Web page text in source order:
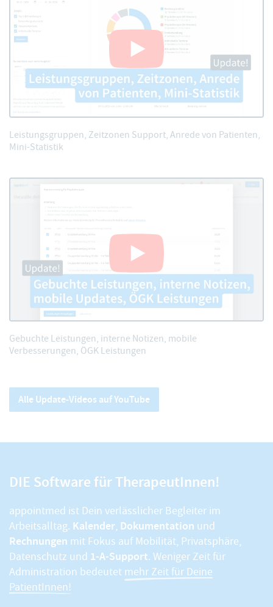
Leistungsgruppen, Zeitzonen Support, Anrede von Patienten,
Mini-Statistik
Gebuchte Leistungen, interne Notizen, mobile
Verbesserungen, ÖGK Leistungen
Alle Update-Videos auf YouTube
DIE Software für TherapeutInnen!
appointmed ist Dein verlässlicher Begleiter im
Arbeitsalltag. Kalender, Dokumentation und
Rechnungen mit Fokus auf Mobilität, Privatsphäre,
Datenschutz und 1-A-Support. Weniger Zeit für
Administration bedeutet mehr Zeit für Deine
PatientInnen!